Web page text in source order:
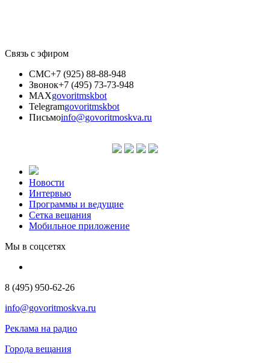
Связь с эфиром
СМС+7 (925) 88-88-948
Звонок+7 (495) 73-73-948
MAXgovoritmskbot
Telegramgovoritmskbot
Письмоinfo@govoritmoskva.ru
Новости
Интервью
Программы и ведущие
Сетка вещания
Мобильное приложение
Мы в соцсетях
8 (495) 950-62-26
info@govoritmoskva.ru
Реклама на радио
Города вещания